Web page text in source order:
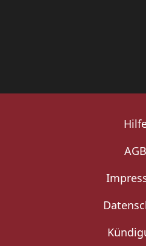
AGB